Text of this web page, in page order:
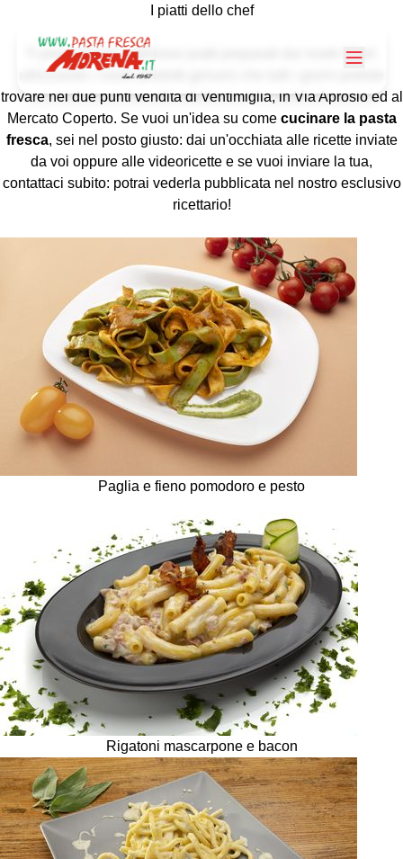
I piatti dello chef
Ti presentiamo i deliziosi piatti preparati dai nostri Chef,
utilizzando i nostriprodotti genuini
trovare nei due punti vendita di Ventimiglia, in Via Aprosio ed al
Mercato Coperto. Se vuoi un'idea su come cucinare la pasta
fresca, sei nel posto giusto: dai un'occhiata alle ricette inviate
da voi oppure alle videoricette e se vuoi inviare la tua,
contattaci subito: potrai vederla pubblicata nel nostro esclusivo
ricettario!
Paglia e fieno pomodoro e pesto
Rigatoni mascarpone e bacon